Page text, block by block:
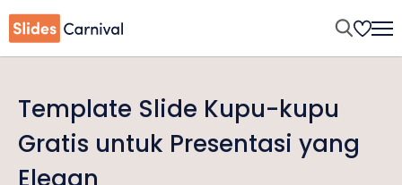
Template Slide Kupu-kupu
Gratis untuk Presentasi yang